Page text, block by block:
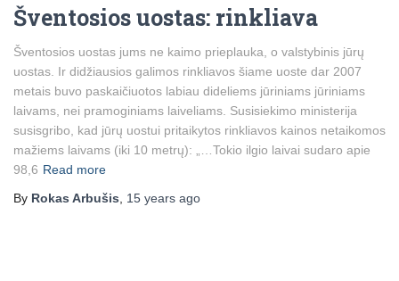
Šventosios uostas: rinkliava
Šventosios uostas jums ne kaimo prieplauka, o valstybinis jūrų
uostas. Ir didžiausios galimos rinkliavos šiame uoste dar 2007
metais buvo paskaičiuotos labiau dideliems jūriniams jūriniams
laivams, nei pramoginiams laiveliams. Susisiekimo ministerija
susisgribo, kad jūrų uostui pritaikytos rinkliavos kainos netaikomos
mažiems laivams (iki 10 metrų): „…Tokio ilgio laivai sudaro apie
98,6 Read more
By Rokas Arbušis 15 years ago